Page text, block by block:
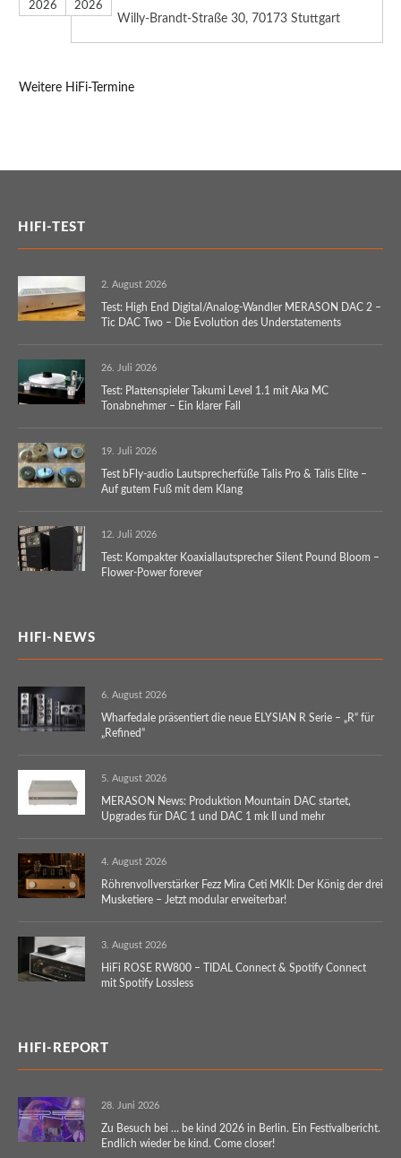
2026 2026
Willy-Brandt-Straße 30, 70173 Stuttgart
Weitere HiFi-Termine
HIFI-TEST
2. August 2026
Test: High End Digital/Analog-Wandler MERASON DAC 2 –
Tic DAC Two – Die Evolution des Understatements
26. Juli 2026
Test: Plattenspieler Takumi Level 1.1 mit Aka MC
Tonabnehmer – Ein klarer Fall
19. Juli 2026
Test bFly-audio Lautsprecherfüße Talis Pro & Talis Elite –
Auf gutem Fuß mit dem Klang
12. Juli 2026
Test: Kompakter Koaxiallautsprecher Silent Pound Bloom –
Flower-Power forever
HIFI-NEWS
6. August 2026
Wharfedale präsentiert die neue ELYSIAN R Serie – „R“ für
„Refined“
5. August 2026
MERASON News: Produktion Mountain DAC startet,
Upgrades für DAC 1 und DAC 1 mk II und mehr
4. August 2026
Röhrenvollverstärker Fezz Mira Ceti MKII: Der König der drei
Musketiere – Jetzt modular erweiterbar!
3. August 2026
HiFi ROSE RW800 – TIDAL Connect & Spotify Connect
mit Spotify Lossless
HIFI-REPORT
28. Juni 2026
Zu Besuch bei … be kind 2026 in Berlin. Ein Festivalbericht.
Endlich wieder be kind. Come closer!